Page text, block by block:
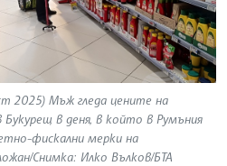
2025) Мъж гледа цените на
в деня, в който в Румъния
фискални мерки на
Снимка: Илко Вълков/БТА